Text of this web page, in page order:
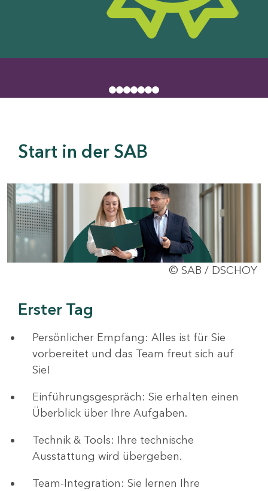
Start in der SAB
© SAB / DSCHOY
Erster Tag
Persönlicher Empfang: Alles ist für Sie
vorbereitet und das Team freut sich auf
Sie!
Einführungsgespräch: Sie erhalten einen
Überblick über Ihre Aufgaben.
Technik & Tools: Ihre technische
Ausstattung wird übergeben.
Team-Integration: Sie lernen Ihre